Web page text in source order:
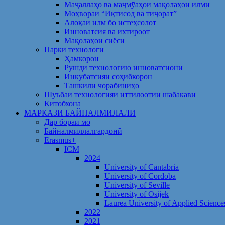
Маҷаллаҳо ва маҷмӯаҳои мақолаҳои илмӣ
Моҳвораи “Иқтисод ва тиҷорат”
Алоқаи илм бо истеҳсолот
Инноватсия ва ихтироот
Мақолаҳои сиёсӣ
Парки технологӣ
Ҳамкорон
Рушди технологию инноватсионӣ
Инкубатсияи соҳибкорон
Ташкили чорабиниҳо
Шуъбаи технологияи иттилоотии шабакавӣ
Китобхона
МАРКАЗИ БАЙНАЛМИЛАЛӢ
Дар бораи мо
Байналмиллалгардонӣ
Erasmus+
ICM
2024
University of Cantabria
University of Cordoba
University of Seville
University of Osijek
Laurea University of Applied
2022
2021